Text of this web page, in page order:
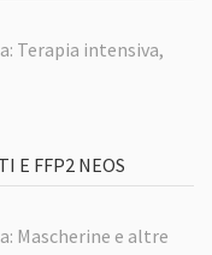
Terapia intensiva,
E FFP2 NEOS
Mascherine e altre